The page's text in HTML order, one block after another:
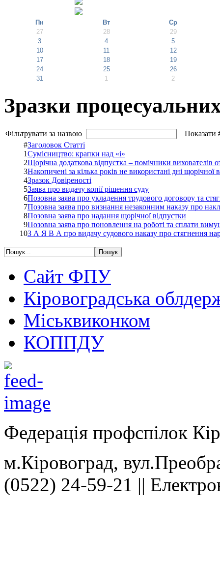
Пн Вт
Ср
27
28
29
3
4
5
10
11
12
17
18
19
24
25
26
31
1 2
Зразки
Фільтрувати за назвою
Показати
#Заголовок Статті
1Сумісництво: крапки над «і»
2Щорічна додаткова відпустка – помічники вихователів
3Накопичені за кілька років не використані дні
4Зразок Довіреності
5Заява про видачу копії рішення суду
6Позовна заява про укладення трудового договору та
7Позовна заява про визнання незаконним наказу про
8Позовна заява про надання щорічної відпустки
9Позовна заява про поновлення на роботі та сплати
10З А Я В А про видачу судового наказу про стягнення
Сайт ФПУ
Кіровоградська
Міськвиконком
КОППДУ
Федерація профспілок
м.Кіровоград,
(0522) 24-59-21 ||